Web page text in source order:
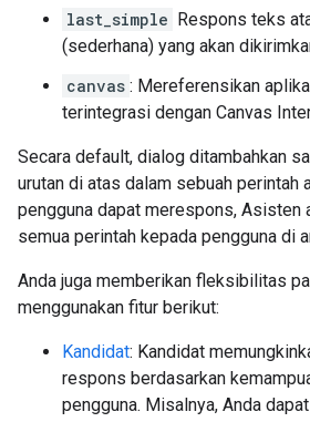
last_simple Respons teks
(sederhana) yang akan
canvas : Mereferensikan
terintegrasi dengan Canvas
Secara default, dialog ditambahkan
urutan di atas dalam sebuah perintah
pengguna dapat merespons, Asisten
semua perintah kepada pengguna di
Anda juga memberikan fleksibilitas
menggunakan fitur berikut:
Kandidat: Kandidat
respons berdasarkan
pengguna. Misalnya, Anda